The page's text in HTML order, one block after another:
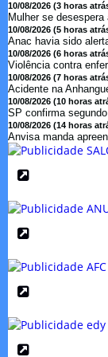
10/08/2026 (3 horas
Mulher se
10/08/2026 (5 horas
Anac havia sido
10/08/2026 (6 horas
Violência contra
10/08/2026 (7 horas
Acidente na
10/08/2026 (10 horas
SP confirma
10/08/2026 (14 horas
Anvisa manda